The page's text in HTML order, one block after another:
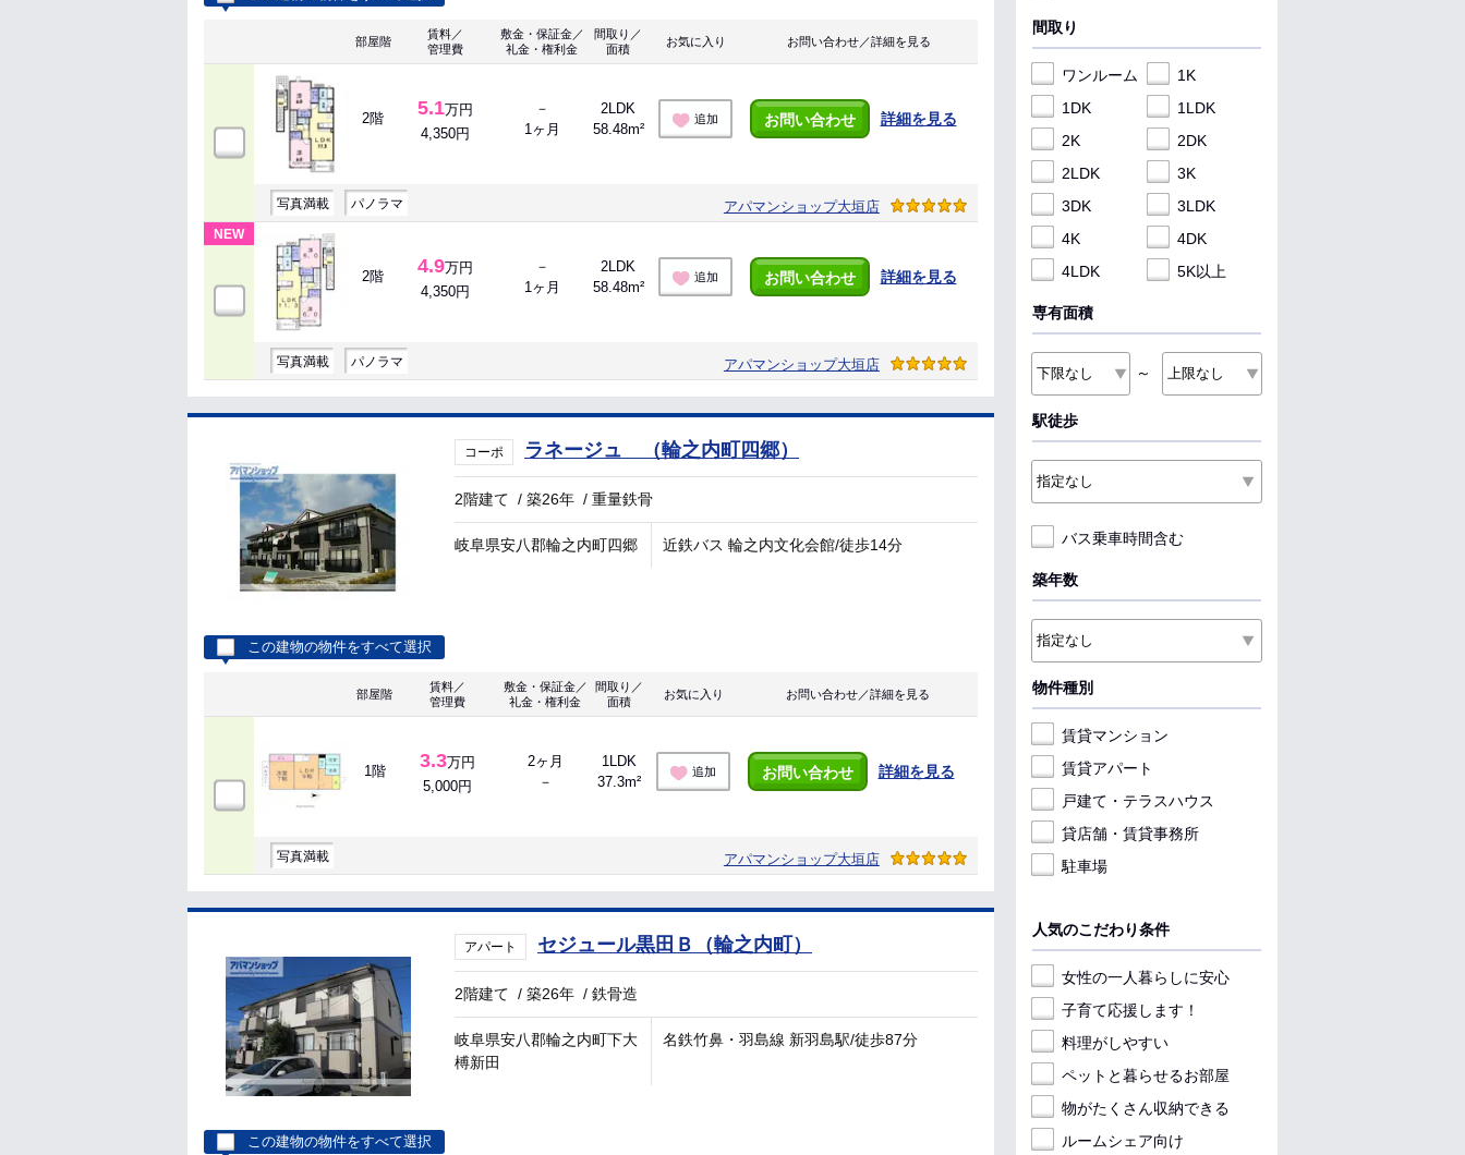
部屋階
賃料／
管理費
敷金・保証金／
礼金・権利金
間取り／
面積
お気に入り お問い合わせ／詳細を見る
2階 5.1万円
4,350円
－
1ヶ月
2LDK
58.48m²
追加 お問い合わせ 詳細を見る
写真満載 パノラマ アパマンショップ大垣店
NEW
2階 4.9万円
4,350円
－
1ヶ月
2LDK
58.48m²
追加 お問い合わせ 詳細を見る
写真満載 パノラマ アパマンショップ大垣店
コーポ ラネージュ （輪之内町四郷）
2階建て /築26年 /重量鉄骨
岐阜県安八郡輪之内町四郷 近鉄バス 輪之内文化会館/徒歩14分
この建物の物件をすべて選択
部屋階
賃料／
管理費
敷金・保証金／
礼金・権利金
間取り／
面積
お気に入り お問い合わせ／詳細を見る
1階 3.3万円
5,000円
2ヶ月
－
1LDK
37.3m²
追加 お問い合わせ 詳細を見る
写真満載 アパマンショップ大垣店
アパート セジュール黒田Ｂ（輪之内町）
2階建て /築26年 /鉄骨造
岐阜県安八郡輪之内町下大
榑新田
名鉄竹鼻・羽島線 新羽島駅/徒歩87分
この建物の物件をすべて選択
間取り
ワンルーム
1K
1DK
1LDK
2K
2DK
2LDK
3K
3DK
3LDK
4K
4DK
4LDK
5K以上
専有面積
～
駅徒歩
バス乗車時間含む
築年数
物件種別
賃貸マンション
賃貸アパート
戸建て・テラスハウス
貸店舗・賃貸事務所
駐車場
人気のこだわり条件
女性の一人暮らしに安心
子育て応援します！
料理がしやすい
ペットと暮らせるお部屋
物がたくさん収納できる
ルームシェア向け